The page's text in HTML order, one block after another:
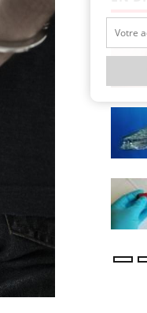
manger moins
pourrait
être bénéfique